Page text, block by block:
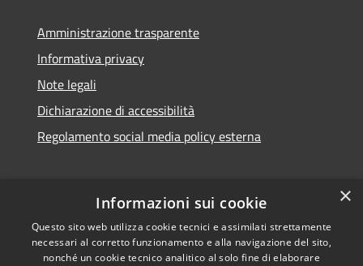
Amministrazione trasparente
Informativa privacy
Note legali
Dichiarazione di accessibilità
Regolamento social media policy esterna
RSS
Accessibilità
Copyright © 2026 • Comune di
Santa Teresa Gallura •
×
Informazioni sui cookie
Questo sito web utilizza cookie tecnici e assimilati strettamente
necessari al corretto funzionamento e alla navigazione del sito,
nonché un cookie tecnico analitico al solo fine di elaborare